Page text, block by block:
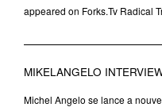
appeared on Forks.Tv Radical
MIKELANGELO
Michel Angelo se lance a